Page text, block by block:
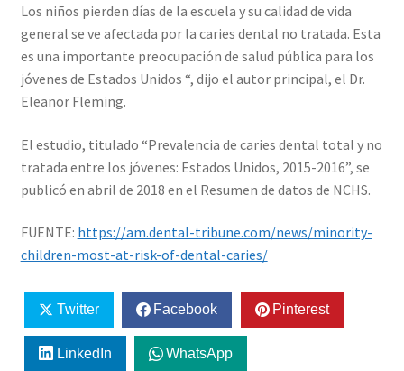
Los niños pierden días de la escuela y su calidad de vida
general se ve afectada por la caries dental no tratada. Esta
es una importante preocupación de salud pública para los
jóvenes de Estados Unidos “, dijo el autor principal, el Dr.
Eleanor Fleming.
El estudio, titulado “Prevalencia de caries dental total y no
tratada entre los jóvenes: Estados Unidos, 2015-2016”, se
publicó en abril de 2018 en el Resumen de datos de NCHS.
FUENTE: https://am.dental-tribune.com/news/minority-
children-most-at-risk-of-dental-caries/
Twitter Facebook Pinterest
LinkedIn WhatsApp